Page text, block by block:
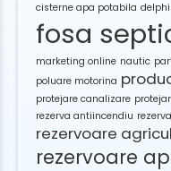
cisterne apa potabila
fosa
marketing online nautic
poluare motorina
protejare canalizare
rezerva antiincendiu
rezervoare
rezervoare